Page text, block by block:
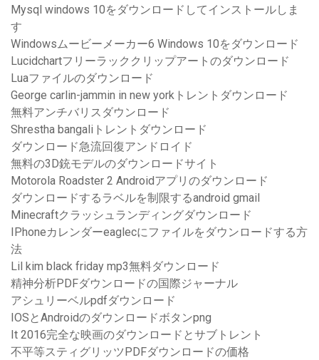
Mysql windows 10をダウンロードしてインストールしま
す
Windowsムービーメーカー6 Windows 10をダウンロード
Lucidchartフリーラッククリップアートのダウンロード
Luaファイルのダウンロード
George carlin-jammin in new yorkトレントダウンロード
無料アンチバリスダウンロード
Shrestha bangaliトレントダウンロード
ダウンロード急流回復アンドロイド
無料の3D銃モデルのダウンロードサイト
Motorola Roadster 2 Androidアプリのダウンロード
ダウンロードするラベルを制限するandroid gmail
Minecraftクラッシュランディングダウンロード
IPhoneカレンダーeaglecにファイルをダウンロードする方
法
Lil kim black friday mp3無料ダウンロード
精神分析PDFダウンロードの国際ジャーナル
アシュリーベルpdfダウンロード
IOSとAndroidのダウンロードボタンpng
It 2016完全な映画のダウンロードとサブトレント
不平等スティグリッツPDFダウンロードの価格